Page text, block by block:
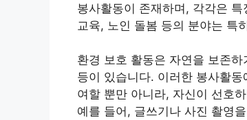
봉사활동이 존재하며, 각각은
교육, 노인 돌봄 등의 분야는 특
환경 보호 활동은 자연을 보존
등이 있습니다. 이러한 봉사활
여할 뿐만 아니라, 자신이 선호
예를 들어, 글쓰기나 사진 촬영